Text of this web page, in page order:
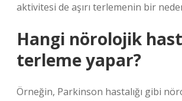
aktivitesi de aşırı terlemenin bir
Hangi nörolojik
terleme yapar?
Örneğin, Parkinson hastalığı gibi